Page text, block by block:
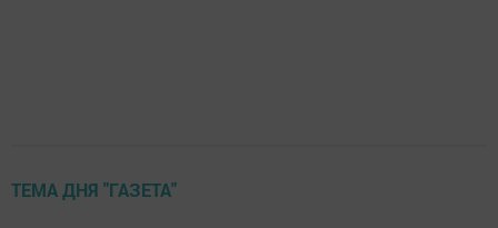
ТЕМА ДНЯ "ГАЗЕТА"